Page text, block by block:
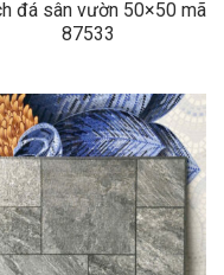
đá sân vườn 50×50 mã
87533